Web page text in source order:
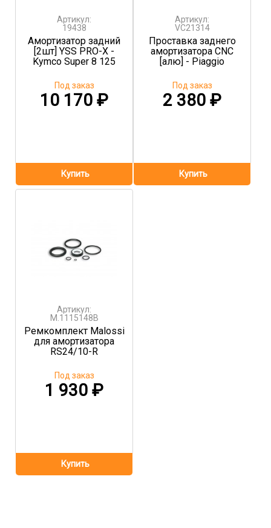
Артикул:
19438
Амортизатор задний
[2шт] YSS PRO-X -
Kymco Super 8 125
10 170 ₽
Под заказ
Артикул:
VC21314
Проставка заднего
амортизатора CNC
[алю] - Piaggio
2 380₽
Под заказ
Артикул:
M.1115148B
Ремкомплект Malossi
для амортизатора
RS24/10-R
1 930 ₽
Под заказ